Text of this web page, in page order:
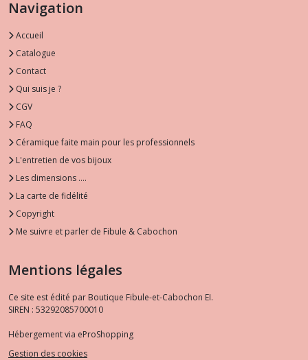
Navigation
Accueil
Catalogue
Contact
Qui suis je ?
CGV
FAQ
Céramique faite main pour les professionnels
L'entretien de vos bijoux
Les dimensions ....
La carte de fidélité
Copyright
Me suivre et parler de Fibule & Cabochon
Mentions légales
Ce site est édité par Boutique Fibule-et-Cabochon EI.
SIREN : 53292085700010
Hébergement via eProShopping
Gestion des cookies